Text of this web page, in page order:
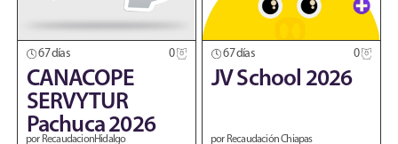
67 días 0
CANACOPE
SERVYTUR
Pachuca 2026
por RecaudacionHidalgo
67 días 0
JV School 2026
por Recaudación Chiapas